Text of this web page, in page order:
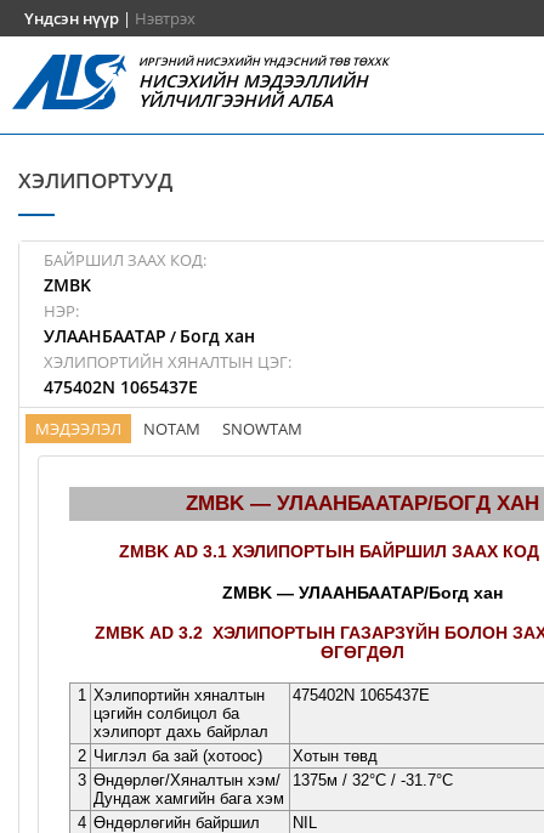
Үндсэн нүүр | Нэвтрэх
ИРГЭНИЙ НИСЭХИЙН ҮНДЭСНИЙ ТӨВ ТӨХХК
НИСЭХИЙН МЭДЭЭЛЛИЙН
ҮЙЛЧИЛГЭЭНИЙ АЛБА
ХЭЛИПОРТУУД
БАЙРШИЛ ЗААХ КОД:
ZMBK
НЭР:
УЛААНБААТАР / Богд хан
ХЭЛИПОРТИЙН ХЯНАЛТЫН ЦЭГ:
475402N 1065437E
МЭДЭЭЛЭЛ NOTAM SNOWTAM